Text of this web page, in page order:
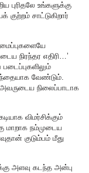
புரிதலே உங்களுக்கு
சாட்டுகிறார்
நிரந்தர எதிரி…’
வேண்டும்.
நிலைப்பாடாக
விமர்சிக்கும்
மாறாக நம்முடைய
குடும்பம் மீது
அளவு கடந்த அன்பு